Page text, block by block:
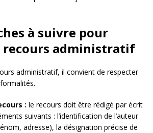
à suivre pour
recours administratif
administratif, il convient de respecter
: le recours doit être rédigé par écrit
suivants : l’identification de l’auteur
adresse), la désignation précise de